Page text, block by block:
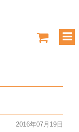
2016年07月19日